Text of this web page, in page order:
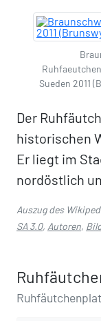
Sueden 2011
Der
historischen
Er liegt im
nordöstlich
Auszug des
SA 3.0, Autoren,